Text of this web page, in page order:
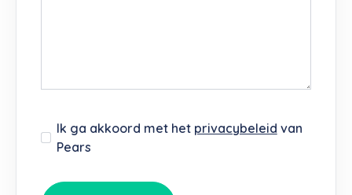
Ik ga akkoord met het privacybeleid van
Pears